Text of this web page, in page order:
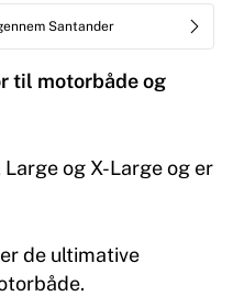
Santander
til motorbåde og
og X-Large og er
de ultimative